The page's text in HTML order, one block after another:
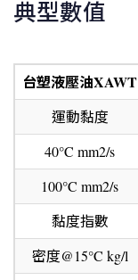
典型數值
台塑液壓油XAWT
運動黏度
40°C mm2/s
100°C mm2/s
黏度指數
密度@15°C kg/l